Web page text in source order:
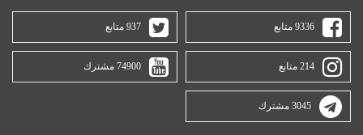
9336 متابع 937 متابع
214 متابع 74900 مشترك
3045 مشترك